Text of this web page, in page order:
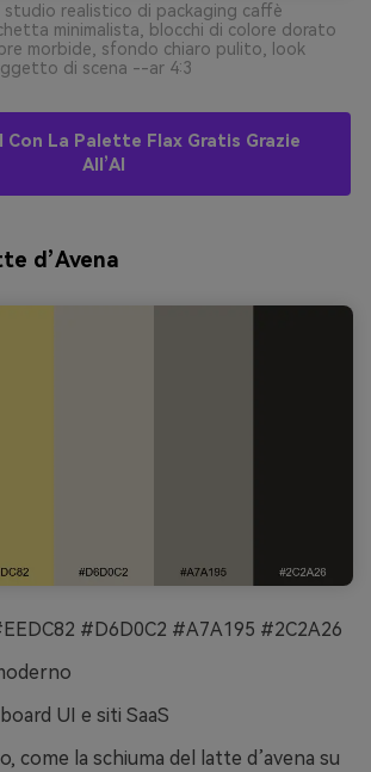
realistico di packaging caffè
minimalista, blocchi di colore dorato
morbide, sfondo chiaro pulito, look
di scena --ar 4:3
Con La Palette Flax Gratis Grazie
All’AI
d’Avena
#D6D0C2 #A7A195 #2C2A26
UI e siti SaaS
come la schiuma del latte d’avena su